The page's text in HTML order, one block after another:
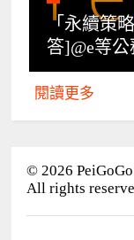
「永續策
答]@e等
閱讀更多
© 2026 PeiGoGo
All rights